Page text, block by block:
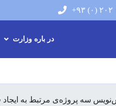
۱۰۳ ۴۳۳
در باره وزارت
سه پروژه‌ی مرتبط به